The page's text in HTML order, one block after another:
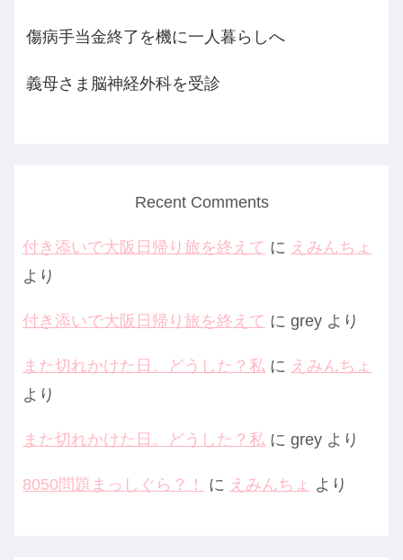
傷病手当金終了を機に一人暮らしへ
義母さま脳神経外科を受診
Recent Comments
付き添いで大阪日帰り旅を終えて に えみんちょ
より
付き添いで大阪日帰り旅を終えて に grey より
また切れかけた日。どうした？私 に えみんちょ
より
また切れかけた日。どうした？私 に grey より
8050問題まっしぐら？！ に えみんちょ より